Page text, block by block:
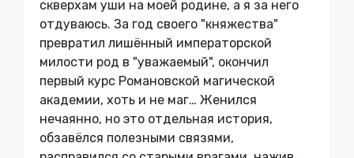
скверхам уши на моей родине, а я за него
отдуваюсь. За год своего "княжества"
превратил лишённый императорской
милости род в "уважаемый", окончил
первый курс Романовской магической
академии, хоть и не маг… Женился
нечаянно, но это отдельная история,
обзавёлся полезными связями,